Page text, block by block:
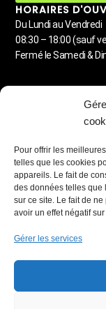
Pour offrir les
telles que les cookies
appareils. Le fait de
des données telles que
sur ce site. Le fait de
avoir un effet négatif
Gérer les services
HORAIRES
Du Lundi au Vendredi
08:30 – 18:00 (sauf
Fermé le Samedi &
Detailing automobile
Lavage à la demande
Station de lavage
Blog & Astuces
PARTENAIRES